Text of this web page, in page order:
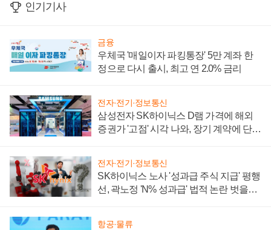
인기기사
금융
우체국 '매일이자 파킹통장' 5만 계좌 한
정으로 다시 출시, 최고 연 2.0% 금리
전자·전기·정보통신
삼성전자 SK하이닉스 D램 가격에 해외
증권가 '고점' 시각 나와, 장기 계약에 단점
전자·전기·정보통신
SK하이닉스 노사 '성과급 주식 지급' 평행
선, 곽노정 'N% 성과급' 법적 논란 벗을지
항공·물류